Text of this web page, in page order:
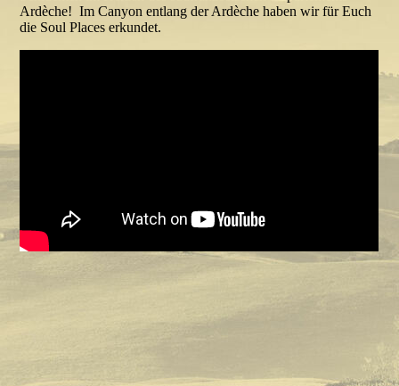
Ardèche! Im Canyon entlang der Ardèche haben wir für Euch
die Soul Places erkundet.